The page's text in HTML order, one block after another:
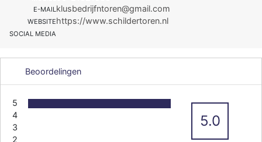
E-MAILklusbedrijfntoren@gmail.com
WEBSITEhttps://www.schildertoren.nl
SOCIAL MEDIA
Beoordelingen
5
4
3
2
5.0